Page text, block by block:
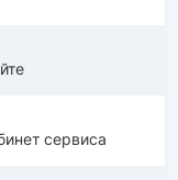
сервиса